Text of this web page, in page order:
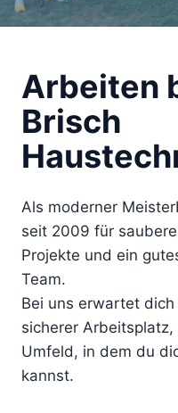
Arbeiten
Brisch
Als moderner
seit 2009 für
Projekte und ein
Team.
Bei uns erwartet
sicherer
Umfeld, in dem du
kannst.